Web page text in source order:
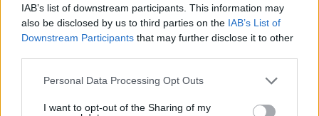
IAB’s list of downstream participants. This information may
also be disclosed by us to third parties on the IAB’s List of
Downstream Participants that may further disclose it to other
Please note that this website/app uses one or more Google
not limited to your visit or usage behaviour. You may click to
Personal Data Processing Opt Outs
I want to opt-out of the Sharing of my
Διασάλευση?
18.06.2023, 22:46
Σοβαρευτείτε λιγο
ΑΠΑΝΤΗΣΗ
Χέρι χέρι Καραvίκας και μπoυμπoύκoς... αγκαλίτσα
εδώ στο ΠΘ είδα τις φοτoς